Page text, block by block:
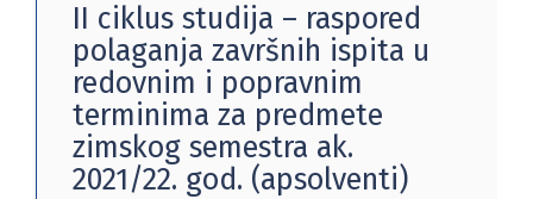
II ciklus studija – raspored
polaganja završnih ispita u
redovnim i popravnim
terminima za predmete
zimskog semestra ak.
2021/22. god. (apsolventi)